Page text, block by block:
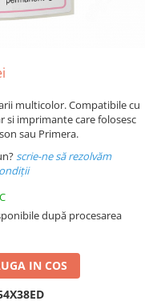
multicolor. Compatibile cu
si imprimante care folosesc
sau Primera.
scrie-ne să rezolvăm
ții
după procesarea
IN COS